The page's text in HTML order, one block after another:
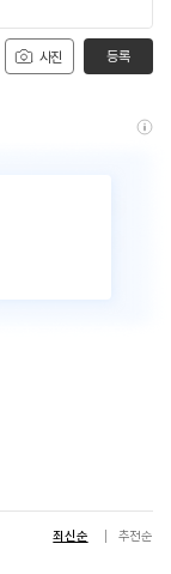
사진 등록
최신순 추천순